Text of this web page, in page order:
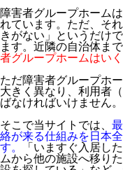
障害者グループホーム
れています。ただ、そ
きがない」というだけ
ます。近隣の自治体まで
者グループホームはい
ただ障害者グループホ
大きく異なり、利用者
ばなければいけません。
そこで当サイトでは、
絡が来る仕組みを日本
す。
「いますぐ入居し
ムから他の施設へ移り